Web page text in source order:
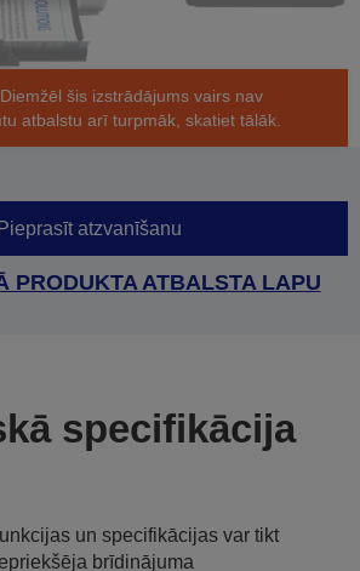
šis izstrādājums vairs nav
atbalstu arī turpmāk, skatiet tālāk.
Pieprasīt atzvanīšanu
PRODUKTA ATBALSTA LAPU
specifikācija
un specifikācijas var tikt
brīdinājuma